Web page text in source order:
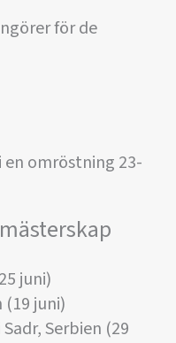
för de
en omröstning 23-
juni)
(19 juni)
Serbien (29